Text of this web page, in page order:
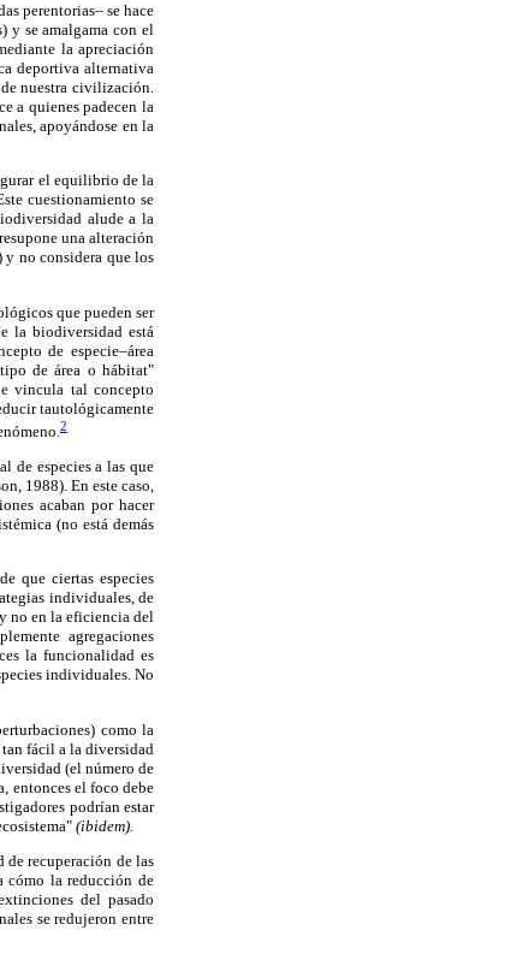
perentorias– se hace
y se amalgama con el
la apreciación
deportiva alternativa
de nuestra civilización.
a quienes padecen la
apoyándose en la
el equilibrio de la
cuestionamiento se
alude a la
una alteración
y no considera que los
que pueden ser
la biodiversidad está
de especie–área
de área o hábitat"
vincula tal concepto
tautológicamente
2
de especies a las que
1988). En este caso,
acaban por hacer
(no está demás
que ciertas especies
individuales, de
no en la eficiencia del
agregaciones
la funcionalidad es
individuales. No
como la
fácil a la diversidad
(el número de
entonces el foco debe
podrían estar
(ibidem).
recuperación de las
cómo la reducción de
del pasado
se redujeron entre